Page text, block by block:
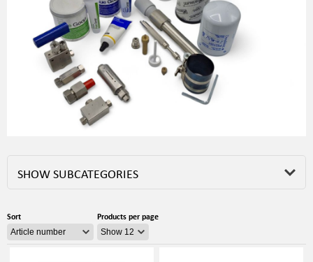
SHOW SUBCATEGORIES
Sort Products per page